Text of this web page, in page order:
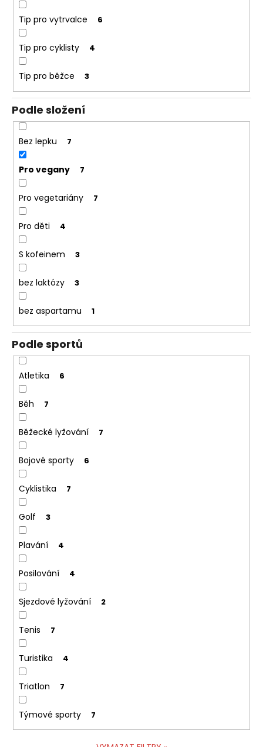
Tip pro vytrvalce 6
Tip pro cyklisty 4
Tip pro běžce 3
Podle složení
Bez lepku 7
Pro vegany 7
Pro vegetariány 7
Pro děti 4
S kofeinem 3
bez laktózy 3
bez aspartamu 1
Podle sportů
Atletika 6
Běh 7
Běžecké lyžování 7
Bojové sporty 6
Cyklistika 7
Golf 3
Plavání 4
Posilování 4
Sjezdové lyžování 2
Tenis 7
Turistika 4
Triatlon 7
Týmové sporty 7